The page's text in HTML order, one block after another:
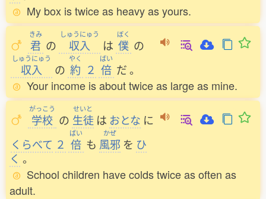
My box is twice as heavy as yours.
きみ
君 の
しゅうにゅう
収入 は
ぼく
僕 の
しゅうにゅう
収入 の
やく
約 ２
ばい
倍 だ。
Your income is about twice as large as mine.
がっこう
学校 の
せいと
生徒 は おとな に
くらべて ２
ばい
倍 も
かぜ
風邪 を ひ
く 。
School children have colds twice as often as
adult.